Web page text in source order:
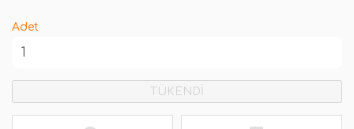
Adet
TÜKENDİ